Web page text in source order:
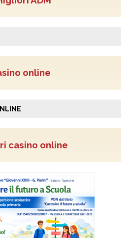
online
casino online